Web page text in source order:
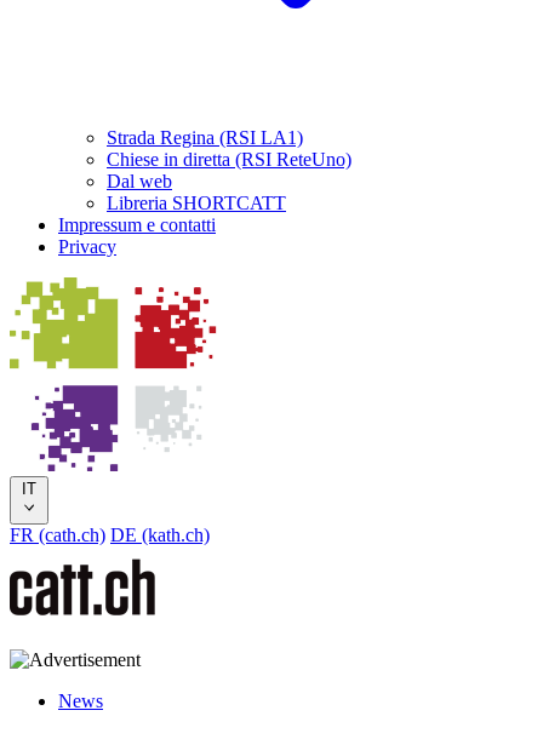
Strada Regina (RSI LA1)
Chiese in diretta (RSI ReteUno)
Dal web
Libreria SHORTCATT
Impressum e contatti
Privacy
IT
FR (cath.ch) DE (kath.ch)
News